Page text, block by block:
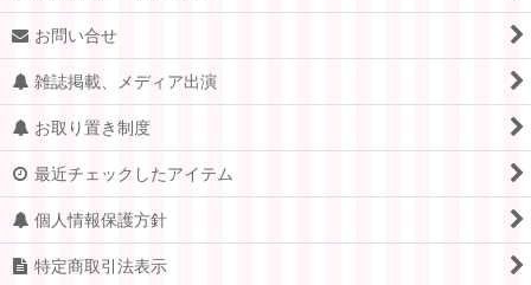
お問い合せ
雑誌掲載、メディア出演
お取り置き制度
最近チェックしたアイテム
個人情報保護方針
特定商取引法表示